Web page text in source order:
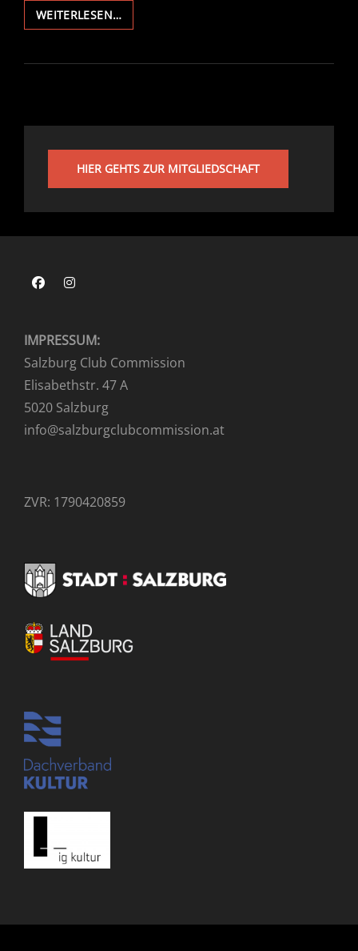
WEITERLESEN…1.
SALZBURGER
DER
HIER GEHTS ZUR MITGLIEDSCHAFT
FacebookInstagram
IMPRESSUM:
Salzburg Club Commission
Elisabethstr. 47 A
5020 Salzburg
info@salzburgclubcommission.at
ZVR: 1790420859